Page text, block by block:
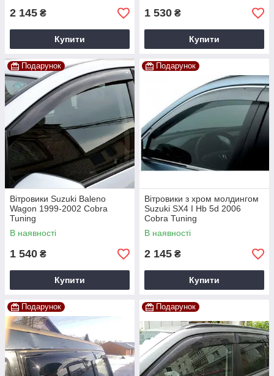
2 145 ₴
Купити
1 530 ₴
Купити
Подарунок
Вітровики Suzuki Baleno
Wagon 1999-2002 Cobra
Tuning
В наявності
1 540 ₴
Купити
Подарунок
Вітровики з хром молдингом
Suzuki SХ4 I Hb 5d 2006
Cobra Tuning
В наявності
2 145 ₴
Купити
Подарунок Подарунок